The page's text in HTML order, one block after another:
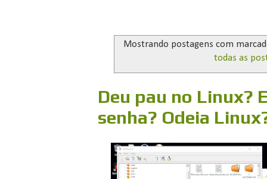
Mostrando postagens com
todas as
Deu pau no Linux?
senha? Odeia